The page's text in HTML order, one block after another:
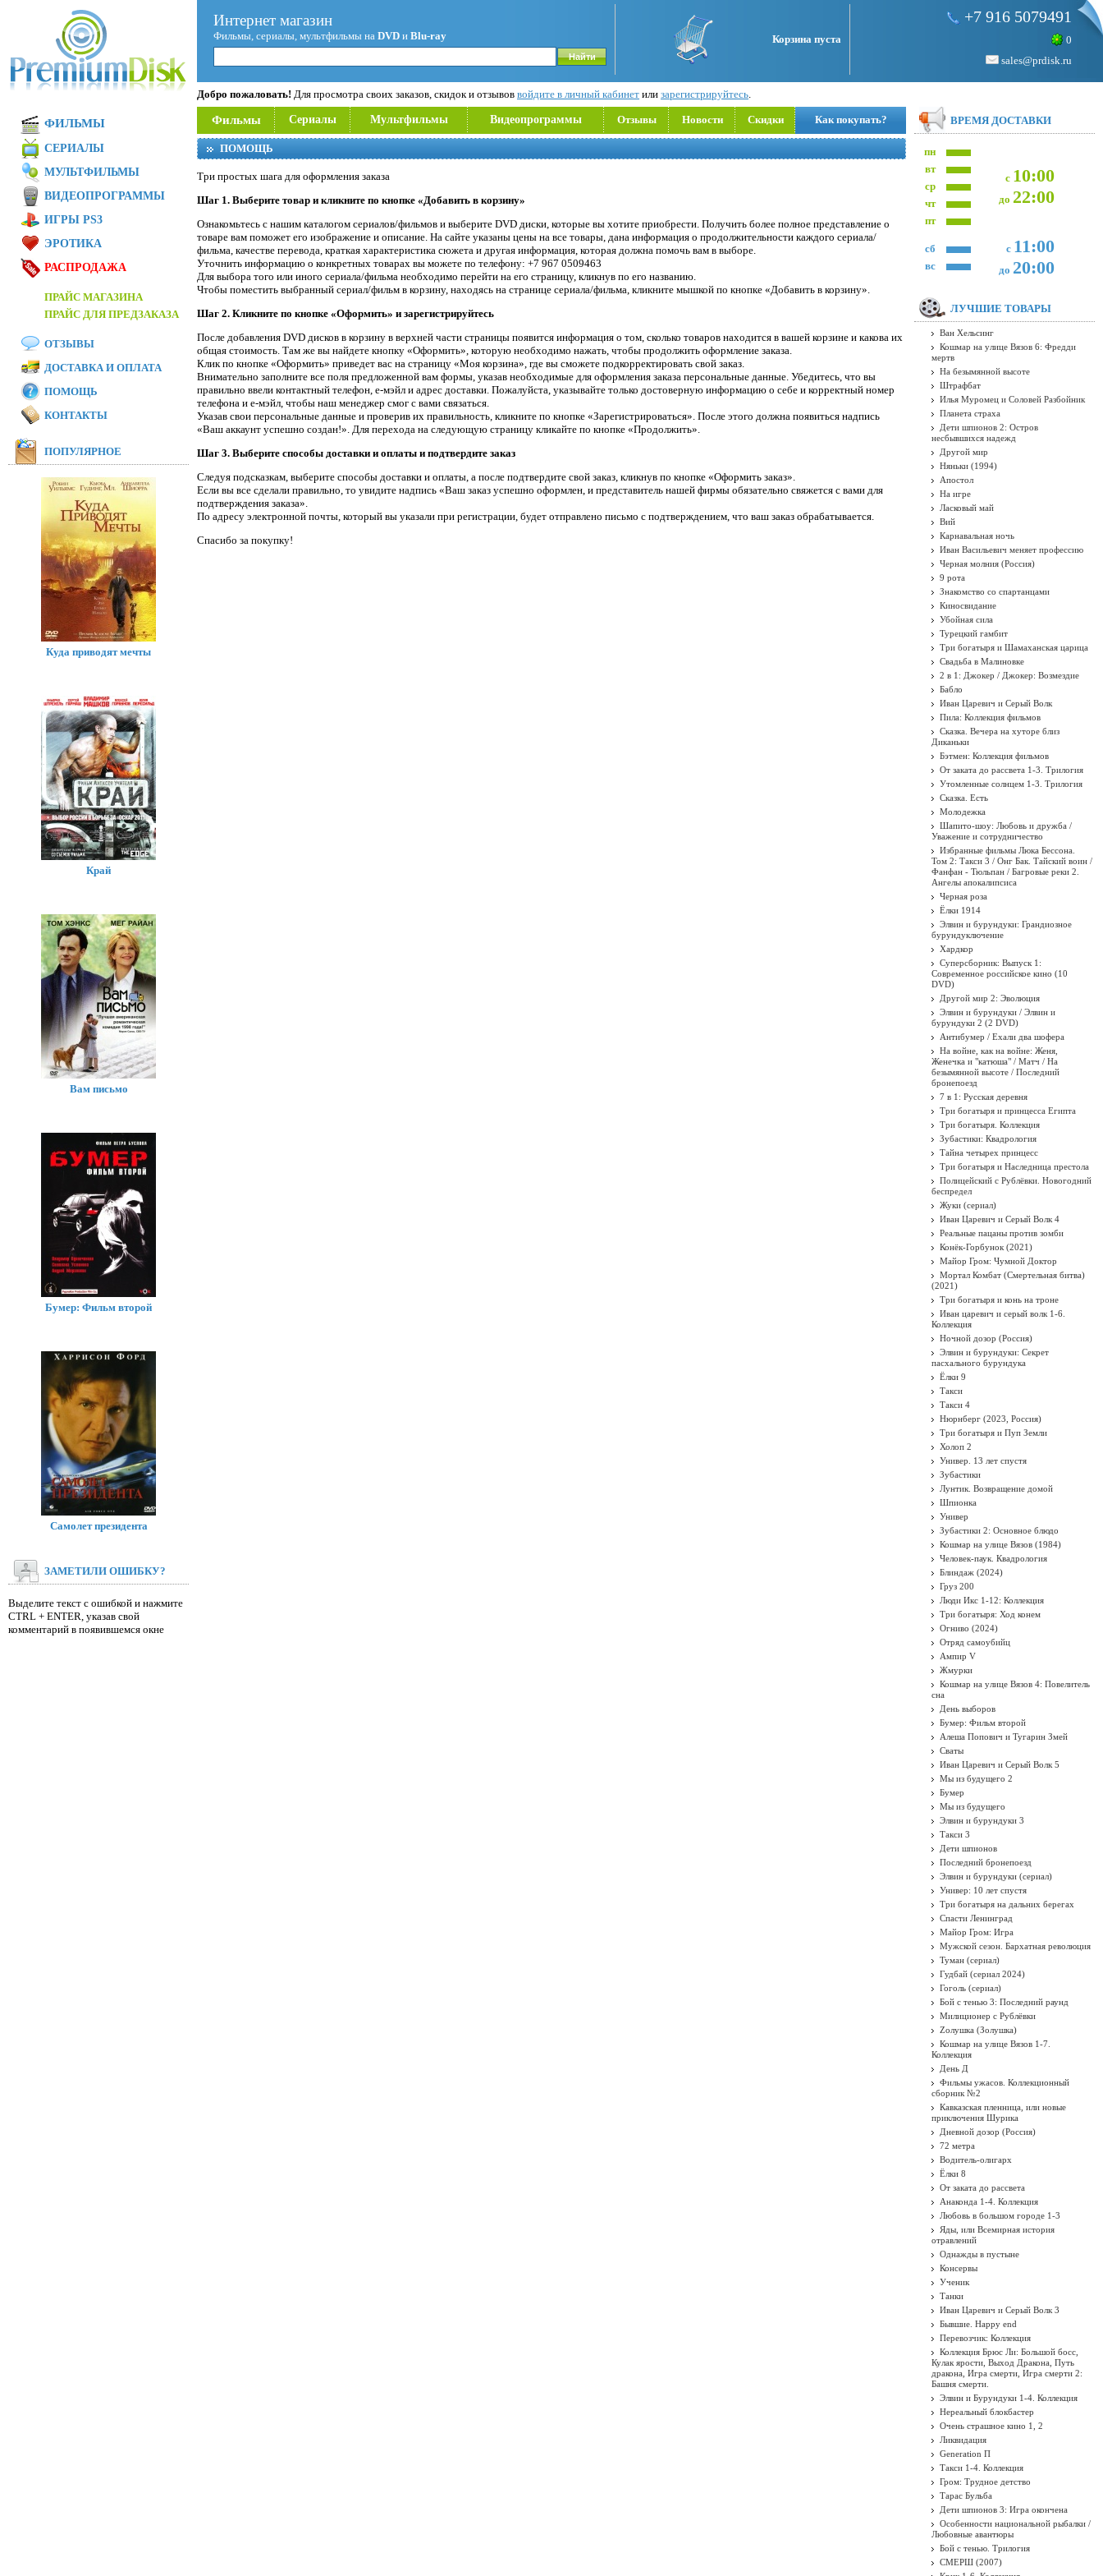
Интернет магазин
Фильмы, сериалы, мультфильмы на DVD и Blu-ray Корзина пуста
+7 916 5079491
0
sales@prdisk.ru
Добро пожаловать! Для просмотра своих заказов, скидок и отзывов войдите в личный кабинет или зарегистрируйтесь.
Фильмы Сериалы Мультфильмы Видеопрограммы Отзывы Новости Скидки Как покупать?
ПОМОЩЬ
Три простых шага для оформления заказа
Шаг 1. Выберите товар и кликните по кнопке «Добавить в корзину»
Ознакомьтесь с нашим каталогом сериалов/фильмов и выберите DVD диски, которые вы хотите приобрести. Получить более полное представление о
товаре вам поможет его изображение и описание. На сайте указаны цены на все товары, дана информация о продолжительности каждого сериала/
фильма, качестве перевода, краткая характеристика сюжета и другая информация, которая должна помочь вам в выборе.
Уточнить информацию о конкретных товарах вы можете по телефону: +7 967 0509463
Для выбора того или иного сериала/фильма необходимо перейти на его страницу, кликнув по его названию.
Чтобы поместить выбранный сериал/фильм в корзину, находясь на странице сериала/фильма, кликните мышкой по кнопке «Добавить в корзину».
Шаг 2. Кликните по кнопке «Оформить» и зарегистрируйтесь
После добавления DVD дисков в корзину в верхней части страницы появится информация о том, сколько товаров находится в вашей корзине и какова их
общая стоимость. Там же вы найдете кнопку «Оформить», которую необходимо нажать, чтобы продолжить оформление заказа.
Клик по кнопке «Оформить» приведет вас на страницу «Моя корзина», где вы сможете подкорректировать свой заказ.
Внимательно заполните все поля предложенной вам формы, указав необходимые для оформления заказа персональные данные. Убедитесь, что вы
правильно ввели контактный телефон, е-мэйл и адрес доставки. Пожалуйста, указывайте только достоверную информацию о себе и корректный номер
телефона и е-мэйл, чтобы наш менеджер смог с вами связаться.
Указав свои персональные данные и проверив их правильность, кликните по кнопке «Зарегистрироваться». После этого должна появиться надпись
«Ваш аккаунт успешно создан!». Для перехода на следующую страницу кликайте по кнопке «Продолжить».
Шаг 3. Выберите способы доставки и оплаты и подтвердите заказ
Следуя подсказкам, выберите способы доставки и оплаты, а после подтвердите свой заказ, кликнув по кнопке «Оформить заказ».
Если вы все сделали правильно, то увидите надпись «Ваш заказ успешно оформлен, и представитель нашей фирмы обязательно свяжется с вами для
подтверждения заказа».
По адресу электронной почты, который вы указали при регистрации, будет отправлено письмо с подтверждением, что ваш заказ обрабатывается.
Спасибо за покупку!
ФИЛЬМЫ
СЕРИАЛЫ
МУЛЬТФИЛЬМЫ
ВИДЕОПРОГРАММЫ
ИГРЫ PS3
ЭРОТИКА
РАСПРОДАЖА
ПРАЙС МАГАЗИНА
ПРАЙС ДЛЯ ПРЕДЗАКАЗА
ОТЗЫВЫ
ДОСТАВКА И ОПЛАТА
ПОМОЩЬ
КОНТАКТЫ
ПОПУЛЯРНОЕ
Куда приводят мечты
Край
Вам письмо
Бумер: Фильм второй
Самолет президента
ЗАМЕТИЛИ ОШИБКУ?
Выделите текст с ошибкой и нажмите
CTRL + ENTER, указав свой
комментарий в появившемся окне
ВРЕМЯ ДОСТАВКИ
пн
с 10:00
до 22:00
вт
ср
чт
пт
с 11:00
до 20:00
сб
вс
ЛУЧШИЕ ТОВАРЫ
Ван Хельсинг
Кошмар на улице Вязов 6: Фредди
мертв
На безымянной высоте
Штрафбат
Илья Муромец и Соловей Разбойник
Планета страха
Дети шпионов 2: Остров
несбывшихся надежд
Другой мир
Няньки (1994)
Апостол
На игре
Ласковый май
Вий
Карнавальная ночь
Иван Васильевич меняет профессию
Черная молния (Россия)
9 рота
Знакомство со спартанцами
Киносвидание
Убойная сила
Турецкий гамбит
Три богатыря и Шамаханская царица
Свадьба в Малиновке
2 в 1: Джокер / Джокер: Возмездие
Бабло
Иван Царевич и Серый Волк
Пила: Коллекция фильмов
Сказка. Вечера на хуторе близ
Диканьки
Бэтмен: Коллекция фильмов
От заката до рассвета 1-3. Трилогия
Утомленные солнцем 1-3. Трилогия
Сказка. Есть
Молодежка
Шапито-шоу: Любовь и дружба /
Уважение и сотрудничество
Избранные фильмы Люка Бессона.
Том 2: Такси 3 / Онг Бак. Тайский воин /
Фанфан - Тюльпан / Багровые реки 2.
Ангелы апокалипсиса
Черная роза
Ёлки 1914
Элвин и бурундуки: Грандиозное
бурундуключение
Хардкор
Суперсборник: Выпуск 1:
Современное российское кино (10
DVD)
Другой мир 2: Эволюция
Элвин и бурундуки / Элвин и
бурундуки 2 (2 DVD)
Антибумер / Ехали два шофера
На войне, как на войне: Женя,
Женечка и "катюша" / Матч / На
безымянной высоте / Последний
бронепоезд
7 в 1: Русская деревня
Три богатыря и принцесса Египта
Три богатыря. Коллекция
Зубастики: Квадрология
Тайна четырех принцесс
Три богатыря и Наследница престола
Полицейский с Рублёвки. Новогодний
беспредел
Жуки (сериал)
Иван Царевич и Серый Волк 4
Реальные пацаны против зомби
Конёк-Горбунок (2021)
Майор Гром: Чумной Доктор
Мортал Комбат (Смертельная битва)
(2021)
Три богатыря и конь на троне
Иван царевич и серый волк 1-6.
Коллекция
Ночной дозор (Россия)
Элвин и бурундуки: Секрет
пасхального бурундука
Ёлки 9
Такси
Такси 4
Нюрнберг (2023, Россия)
Три богатыря и Пуп Земли
Холоп 2
Универ. 13 лет спустя
Зубастики
Лунтик. Возвращение домой
Шпионка
Универ
Зубастики 2: Основное блюдо
Кошмар на улице Вязов (1984)
Человек-паук. Квадрология
Блиндаж (2024)
Груз 200
Люди Икс 1-12: Коллекция
Три богатыря: Ход конем
Огниво (2024)
Отряд самоубийц
Ампир V
Жмурки
Кошмар на улице Вязов 4: Повелитель
сна
День выборов
Бумер: Фильм второй
Алеша Попович и Тугарин Змей
Сваты
Иван Царевич и Серый Волк 5
Мы из будущего 2
Бумер
Мы из будущего
Элвин и бурундуки 3
Такси 3
Дети шпионов
Последний бронепоезд
Элвин и бурундуки (сериал)
Универ: 10 лет спустя
Три богатыря на дальних берегах
Спасти Ленинград
Майор Гром: Игра
Мужской сезон. Бархатная революция
Туман (сериал)
Гудбай (сериал 2024)
Гоголь (сериал)
Бой с тенью 3: Последний раунд
Милиционер с Рублёвки
Zолушка (Золушка)
Кошмар на улице Вязов 1-7.
Коллекция
День Д
Фильмы ужасов. Коллекционный
сборник №2
Кавказская пленница, или новые
приключения Шурика
Дневной дозор (Россия)
72 метра
Водитель-олигарх
Ёлки 8
От заката до рассвета
Анаконда 1-4. Коллекция
Любовь в большом городе 1-3
Яды, или Всемирная история
отравлений
Однажды в пустыне
Консервы
Ученик
Танки
Иван Царевич и Серый Волк 3
Бывшие. Happy end
Перевозчик: Коллекция
Коллекция Брюс Ли: Большой босс,
Кулак ярости, Выход Дракона, Путь
дракона, Игра смерти, Игра смерти 2:
Башня смерти.
Элвин и Бурундуки 1-4. Коллекция
Нереальный блокбастер
Очень страшное кино 1, 2
Ликвидация
Generation П
Такси 1-4. Коллекция
Гром: Трудное детство
Тарас Бульба
Дети шпионов 3: Игра окончена
Особенности национальной рыбалки /
Любовные авантюры
Бой с тенью. Трилогия
СМЕРШ (2007)